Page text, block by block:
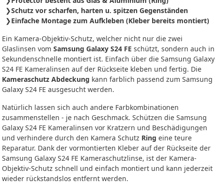
Schutz vor scharfen, harten u. spitzen Gegenständen
Einfache Montage zum Aufkleben (Kleber bereits montiert)
Ein Kamera-Objektiv-Schutz, welcher nicht nur die zwei
Glaslinsen vom Samsung Galaxy S24 FE schützt, sondern auch in
Sekundenschnelle montiert ist. Einfach über die Samsung Galaxy
S24 FE Kameralinsen auf der Rückseite kleben und fertig. Die
Kameraschutz Abdeckung kann farblich passend zum Samsung
Galaxy S24 FE ausgesucht werden.
Natürlich lassen sich auch andere Farbkombinationen
zusammenstellen - je nach Geschmack. Schützen die Samsung
Galaxy S24 FE Kameralinsen vor Kratzern und Beschädigungen
und verhindere durch den Kamera Schutz Ring eine teure
Reparatur. Dank der vormontierten Kleber auf der Rückseite der
Samsung Galaxy S24 FE Kameraschutzlinse, ist der Kamera-
Objektiv-Schutz schnell und einfach montiert und kann jederzeit
wieder rückstandslos entfernt werden.